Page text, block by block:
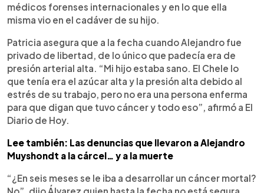
médicos forenses internacionales y en lo que ella
misma vio en el cadáver de su hijo.
Patricia asegura que a la fecha cuando Alejandro fue
privado de libertad, de lo único que padecía era de
presión arterial alta. “Mi hijo estaba sano. El Chele lo
que tenía era el azúcar alta y la presión alta debido al
estrés de su trabajo, pero no era una persona enferma
para que digan que tuvo cáncer y todo eso”, afirmó a El
Diario de Hoy.
Lee también: Las denuncias que llevaron a Alejandro
Muyshondt a la cárcel… y a la muerte
“¿En seis meses se le iba a desarrollar un cáncer mortal?
No”, dijo Álvarez quien hasta la fecha no está segura